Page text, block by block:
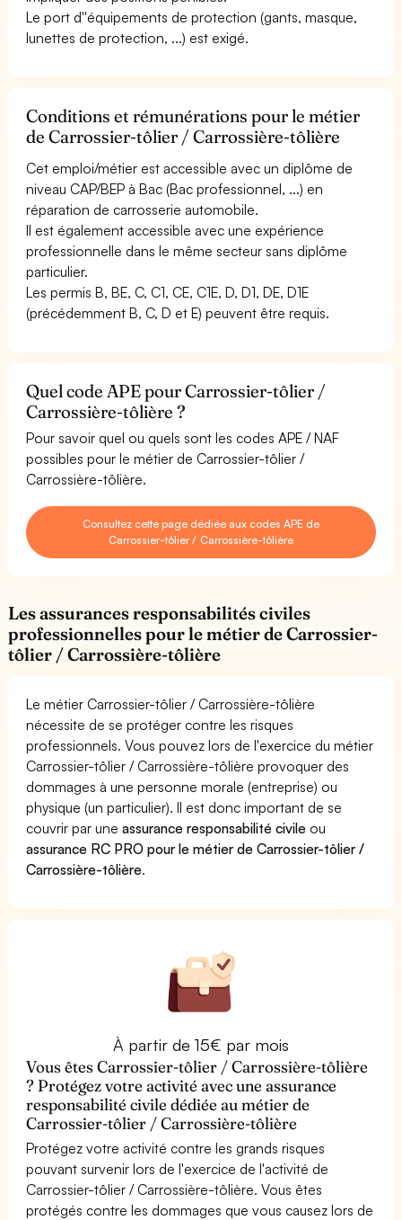
Le port d''équipements de protection (gants, masque,
lunettes de protection, ...) est exigé.
Conditions et rémunérations pour le métier
de Carrossier-tôlier / Carrossière-tôlière
Cet emploi/métier est accessible avec un diplôme de
niveau CAP/BEP à Bac (Bac professionnel, ...) en
réparation de carrosserie automobile.
Il est également accessible avec une expérience
professionnelle dans le même secteur sans diplôme
particulier.
Les permis B, BE, C, C1, CE, C1E, D, D1, DE, D1E
(précédemment B, C, D et E) peuvent être requis.
Quel code APE pour Carrossier-tôlier /
Carrossière-tôlière ?
Pour savoir quel ou quels sont les codes APE / NAF
possibles pour le métier de Carrossier-tôlier /
Carrossière-tôlière.
Consultez cette page dédiée aux codes APE de
Carrossier-tôlier / Carrossière-tôlière
Les assurances responsabilités civiles
professionnelles pour le métier de Carrossier-
tôlier / Carrossière-tôlière
Le métier Carrossier-tôlier / Carrossière-tôlière
nécessite de se protéger contre les risques
professionnels. Vous pouvez lors de l'exercice du métier
Carrossier-tôlier / Carrossière-tôlière provoquer des
dommages à une personne morale (entreprise) ou
physique (un particulier). Il est donc important de se
couvrir par uneassurance responsabilité civile ou
assurance RC PRO pour le métier de Carrossier-tôlier /
Carrossière-tôlière.
À partir de 15€ par mois
Vous êtes Carrossier-tôlier / Carrossière-tôlière
? Protégez votre activité avec une assurance
responsabilité civile dédiée au métier de
Carrossier-tôlier / Carrossière-tôlière
Protégez votre activité contre les grands risques
pouvant survenir lors de l'exercice de l'activité de
Carrossier-tôlier / Carrossière-tôlière. Vous êtes
protégés contre les dommages que vous causez lors de